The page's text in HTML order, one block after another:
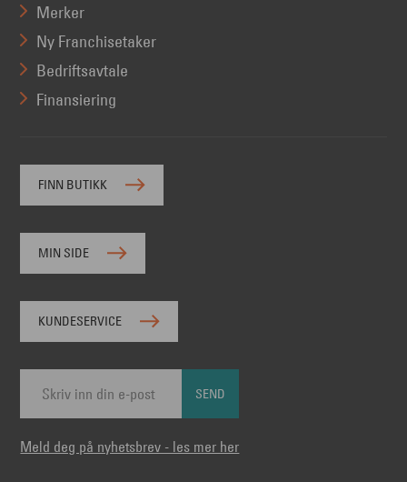
Merker
Ny Franchisetaker
Bedriftsavtale
Finansiering
FINN BUTIKK
MIN SIDE
KUNDESERVICE
SEND
Meld deg på nyhetsbrev - les mer her